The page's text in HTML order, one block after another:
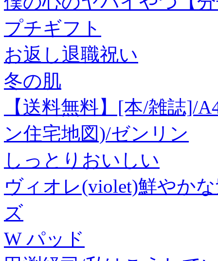
プチギフト
お返し退職祝い
冬の肌
【送料無料】[本/雑誌]/
ン住宅地図)/ゼンリン
しっとりおいしい
ヴィオレ(violet)鮮やか
ズ
W パッド